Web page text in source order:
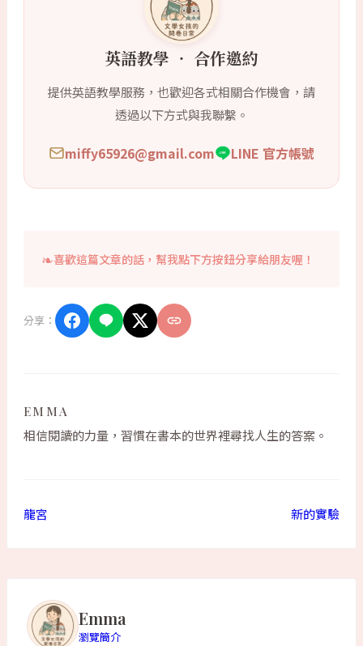
英語教學 ‧ 合作邀約
提供英語教學服務，也歡迎各式相關合作機會，請
透過以下方式與我聯繫。
miffy65926@gmail.com LINE 官方帳號
喜歡這篇文章的話，幫我點下方按鈕分享給朋友喔！
分享：
EMMA
相信閱讀的力量，習慣在書本的世界裡尋找人生的答案。
龍宮 新的實驗
Emma
瀏覽簡介